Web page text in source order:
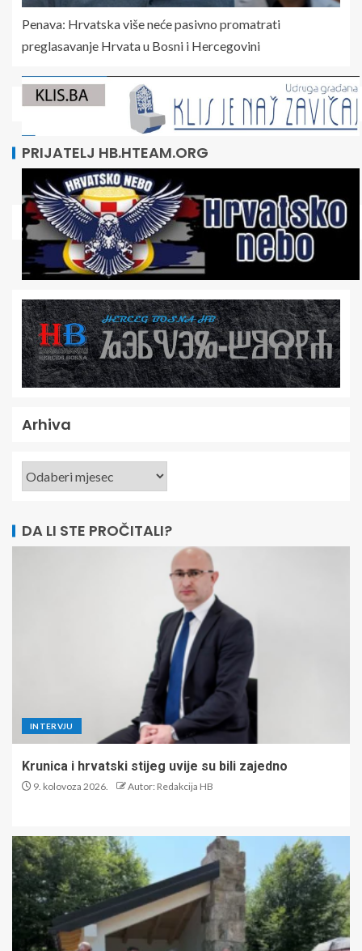
Penava: Hrvatska više neće pasivno promatrati
preglasavanje Hrvata u Bosni i Hercegovini
PRIJATELJ HB.HTEAM.ORG
Arhiva
DA LI STE PROČITALI?
INTERVJU
Krunica i hrvatski stijeg uvije su bili zajedno
9. kolovoza 2026. Autor: Redakcija HB